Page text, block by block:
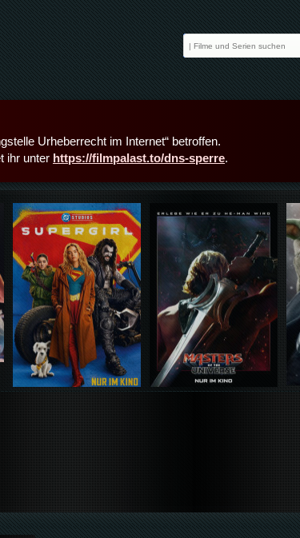
Urheberrecht im Internet“ betroffen.
ihr unter https://filmpalast.to/dns-sperre.
Details,Play Details,Play